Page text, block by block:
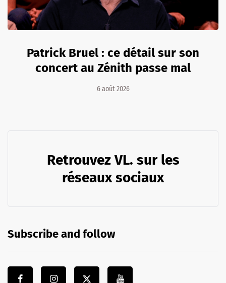
Patrick Bruel : ce détail sur son
concert au Zénith passe mal
6 août 2026
Retrouvez VL. sur les
réseaux sociaux
Subscribe and follow